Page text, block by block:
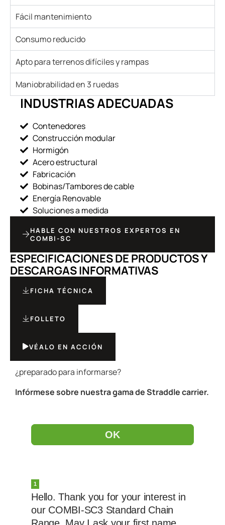
Fácil mantenimiento
Consumo reducido
Apto para terrenos difíciles y rampas
Maniobrabilidad en 3 ruedas
INDUSTRIAS ADECUADAS
Contenedores
Construcción modular
Hormigón
Acero estructural
Fabricación
Bobinas/Tambores de cable
Energía Renovable
Soluciones a medida
HABLE CON NUESTROS EXPERTOS EN
COMBI-SC
ESPECIFICACIONES DE PRODUCTOS Y
DESCARGAS INFORMATIVAS
FICHA TÉCNICA
FOLLETO
VÉALO EN ACCIÓN
¿preparado para informarse?
Infórmese sobre nuestra gama de Straddle carrier.